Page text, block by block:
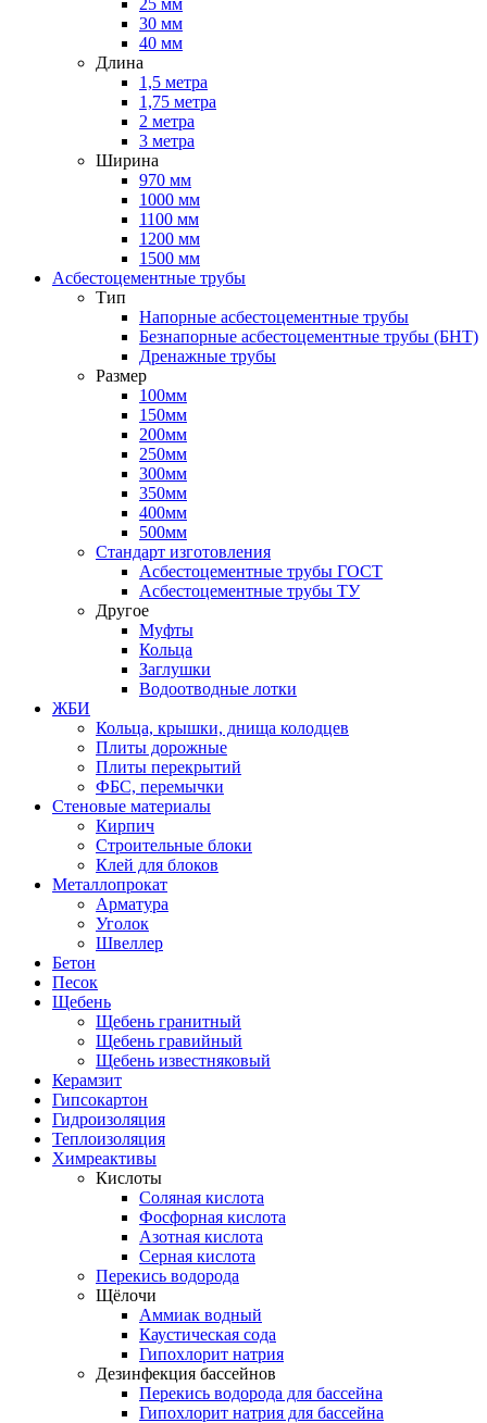
25 мм
30 мм
40 мм
Длина
1,5 метра
1,75 метра
2 метра
3 метра
Ширина
970 мм
1000 мм
1100 мм
1200 мм
1500 мм
Асбестоцементные трубы
Тип
Напорные асбестоцементные трубы
Безнапорные асбестоцементные трубы (БНТ)
Дренажные трубы
Размер
100мм
150мм
200мм
250мм
300мм
350мм
400мм
500мм
Стандарт изготовления
Асбестоцементные трубы ГОСТ
Асбестоцементные трубы ТУ
Другое
Муфты
Кольца
Заглушки
Водоотводные лотки
ЖБИ
Кольца, крышки, днища колодцев
Плиты дорожные
Плиты перекрытий
ФБС, перемычки
Стеновые материалы
Кирпич
Строительные блоки
Клей для блоков
Металлопрокат
Арматура
Уголок
Швеллер
Бетон
Песок
Щебень
Щебень гранитный
Щебень гравийный
Щебень известняковый
Керамзит
Гипсокартон
Гидроизоляция
Теплоизоляция
Химреактивы
Кислоты
Соляная кислота
Фосфорная кислота
Азотная кислота
Серная кислота
Перекись водорода
Щёлочи
Аммиак водный
Каустическая сода
Гипохлорит натрия
Дезинфекция бассейнов
Перекись водорода для бассейна
Гипохлорит натрия для бассейна